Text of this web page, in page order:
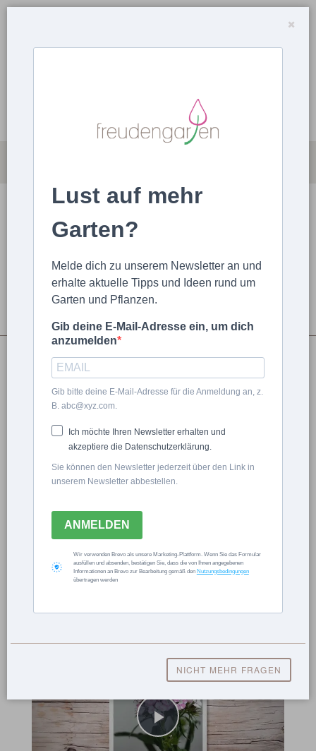
Flamingoblume Pflege: Tipps zu Standort, Gießen
und Düngen
Andrea Drebinger
Flamingoblume Pflege:
Tipps zu Standort,
Gießen und Düngen
Play
Kennst du deine Geburtsblume?
Lust auf mehr
Garten?
Melde dich zu unserem Newsletter an und
erhalte aktuelle Tipps und Ideen rund um
Garten und Pflanzen.
Gib deine E-Mail-Adresse ein, um dich
anzumelden
Gib bitte deine E-Mail-Adresse für die Anmeldung an, z.
B. abc@xyz.com.
Ich möchte Ihren Newsletter erhalten und
akzeptiere die Datenschutzerklärung.
Sie können den Newsletter jederzeit über den Link in
unserem Newsletter abbestellen.
ANMELDEN
Wir verwenden Brevo als unsere Marketing-Plattform. Wenn Sie das Formular
ausfüllen und absenden, bestätigen Sie, dass die von Ihnen angegebenen
Informationen an Brevo zur Bearbeitung gemäß den Nutzungsbedingungen
übertragen werden
NICHT MEHR FRAGEN